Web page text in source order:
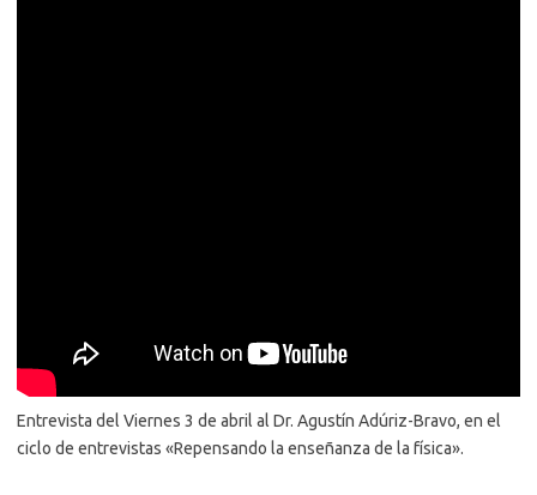
Entrevista del Viernes 3 de abril al Dr. Agustín Adúriz-Bravo, en el
ciclo de entrevistas «Repensando la enseñanza de la física».